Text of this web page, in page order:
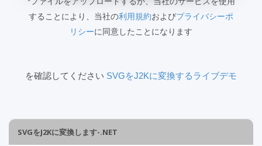
することにより、当社の利用規約およびプライバシーポ
リシーに同意したことになります
を確認してください SVGをJ2Kに変換するライブデモ
SVGをJ2Kに変換します-.NET